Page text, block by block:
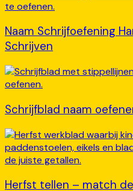
Naam Schrijfoefening
Schrijven
Schrijfblad naam
Herfst tellen – match